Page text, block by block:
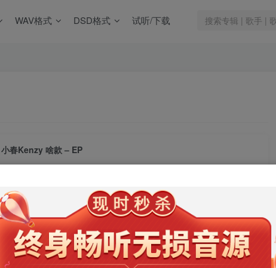
WAV格式 DSD格式 试听/下载
小春Kenzy 啥款 – EP
￥9.9 限时特惠
￥99
年卡会员免费 永久会员 免费